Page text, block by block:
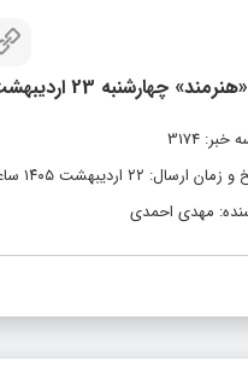
چهارشنبه 23 اردیبهشت‌ماه 1405
3174
ارسال: ۲۲ اردیبهشت ۱۴۰۵ ساعت ۱۹:۰۸
مهدی احمدی